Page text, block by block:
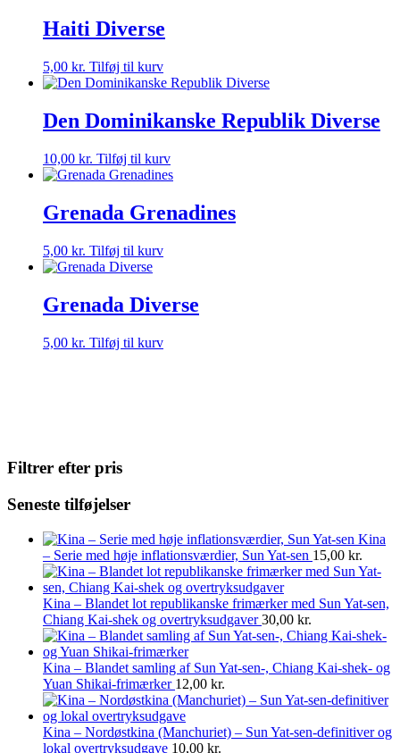
Haiti Diverse
5,00 kr. Tilføj til kurv
Den Dominikanske Republik Diverse
10,00 kr. Tilføj til kurv
Grenada Grenadines
5,00 kr. Tilføj til kurv
Grenada Diverse
5,00 kr. Tilføj til kurv
Filtrer efter pris
Seneste tilføjelser
Kina
– Serie med høje inflationsværdier, Sun Yat-sen 15,00 kr.
Kina – Blandet lot republikanske frimærker med Sun Yat-sen,
Chiang Kai-shek og overtryksudgaver 30,00 kr.
Kina – Blandet samling af Sun Yat-sen-, Chiang Kai-shek- og
Yuan Shikai-frimærker 12,00 kr.
Kina – Nordøstkina (Manchuriet) – Sun Yat-sen-definitiver og
lokal overtryksudgave 10,00 kr.